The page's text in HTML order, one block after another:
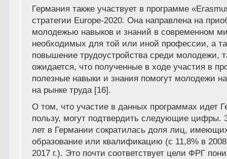
Германия также участвует в программе
стратегии Europe-2020. Она направлена на
молодежью навыков и знаний в современном
необходимых для той или иной профессии, а
повышение трудоустройства среди молодежи,
ожидается, что полученные в ходе участия в
полезные навыки и знания помогут молодежи
на рынке труда [16].
О том, что участие в данных программах идет
пользу, могут подтвердить следующие цифры.
лет в Германии сократилась доля лиц,
образование или квалификацию (с 11,8% в
2017 г.). Это почти соответствует цели ФРГ